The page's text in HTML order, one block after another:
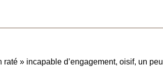
» incapable d’engagement, oisif, un peu